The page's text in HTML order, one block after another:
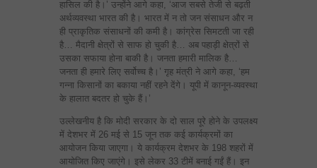
हासिल की है।’ उन्‍होंने आगे कहा, ‘आज सबसे तेजी से बढ़ती
अर्थव्‍यवस्‍था भारत की है। भारत में न तो जन संसाधन और न
ही प्राकृतिक संसाधनों की कमी है। कांग्रेस सिमटती जा रही
है… मैदानी क्षेत्रों से साफ हो चुकी है… अब पहाड़ी क्षेत्रों से
उसका सफाया होना बाकी है। जनता हमारी मालिक है…
जनता ही हमारे लिए सर्वोच्‍च है।’ गृह मंत्री ने आगे कहा, ‘हम
गन्‍ना किसानों का बकाया नहीं रहने देंगे। यूपी में कानून-व्‍यवस्‍था
के हालात बदतर हो चुके हैं।’
उल्‍लेखनीय है कि मोदी सरकार के दो साल पूरे होने के उपलक्ष्‍य
में देशभर में 26 मई से 15 जून तक कई कार्यक्रमों का
आयोजन किया जाएगा। ये कार्यक्रम देशभर के 198 शहरों में
आयोजित किए जाएंगे। इसे लेकर 33 टीमें बनाई गईं हैं। इन